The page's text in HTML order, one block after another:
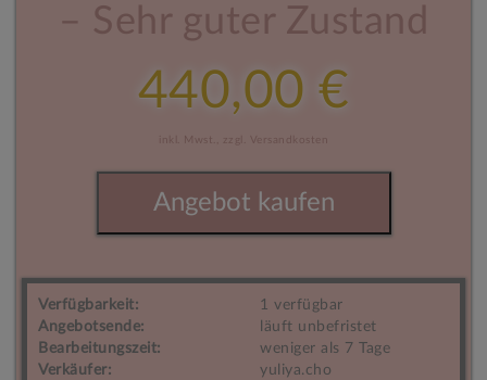
– Sehr guter Zustand
440,00 €
inkl. Mwst., zzgl. Versandkosten
Angebot kaufen
Verfügbarkeit:
1 verfügbar
Angebotsende:
läuft unbefristet
Bearbeitungszeit:
weniger als 7 Tage
Verkäufer:
yuliya.cho